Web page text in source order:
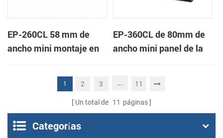
EP-260CL 58 mm de
ancho mini montaje en
panel de la impresora
térmica con auto-
EP-360CL de 80mm de
ancho mini panel de la
impresora térmica con
1 2 3 ... 11
Un total de 11 páginas
Categorías